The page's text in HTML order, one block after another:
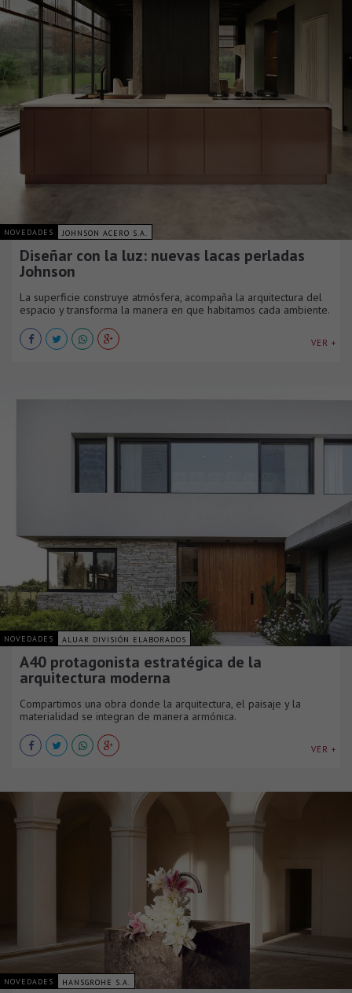
NOVEDADES JOHNSON ACERO S.A.
Diseñar con la luz: nuevas lacas perladas
Johnson
La superficie construye atmósfera, acompaña la arquitectura del
espacio y transforma la manera en que habitamos cada ambiente.
VER +
NOVEDADES ALUAR DIVISIÓN ELABORADOS
A40 protagonista estratégica de la
arquitectura moderna
Compartimos una obra donde la arquitectura, el paisaje y la
materialidad se integran de manera armónica.
VER +
NOVEDADES HANSGROHE S.A.